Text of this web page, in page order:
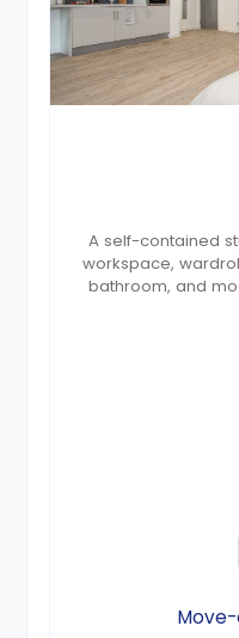
A self-contained
workspace,
bathroom, and